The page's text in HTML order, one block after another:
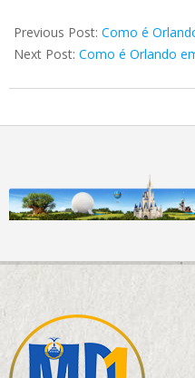
12-
31
Previous Post: Como é
Next Post: Como é Orlando